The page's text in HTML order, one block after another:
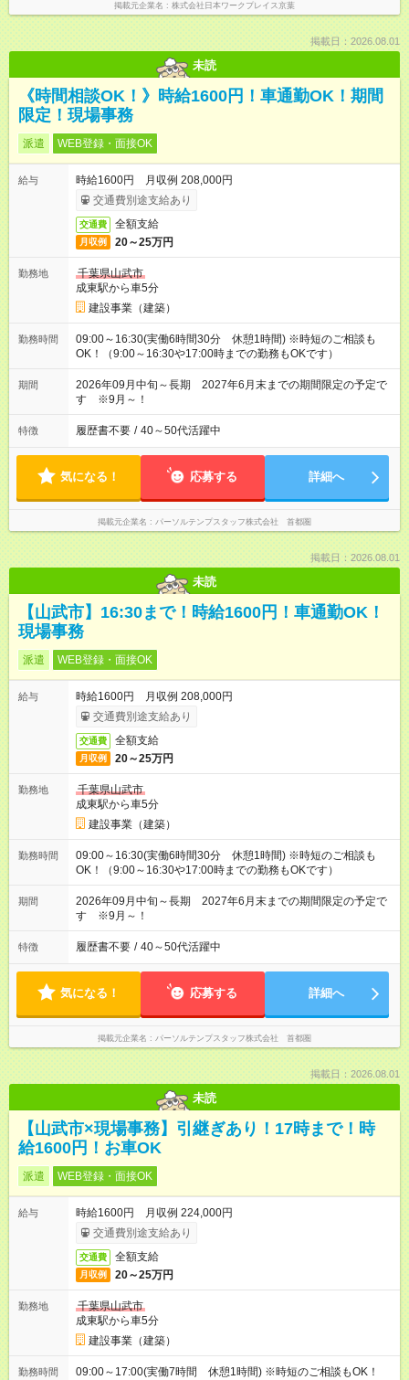
掲載元企業名 株式会社日本ワークプレイス京葉
掲載日：2026.08.01
未読
《時間相談OK！》時給1600円！車通勤OK！期間
限定！現場事務
派遣 WEB登録・面接OK
給与
時給1600円 月収例 208,000円
交通費別途支給あり
交通費 全額支給
月収例 20～25万円
勤務地
千葉県山武市
成東駅から車5分
建設事業（建築）
勤務時間
09:00～16:30(実働6時間30分 休憩1時間) ※時短のご相談も
OK！（9:00～16:30や17:00時までの勤務もOKです）
期間
2026年09月中旬～長期 2027年6月末までの期間限定の予定で
す ※9月～！
特徴 履歴書不要 / 40～50代活躍中
気になる！ 応募する 詳細へ
掲載元企業名 パーソルテンプスタッフ株式会社 首都圏
掲載日：2026.08.01
未読
【山武市】16:30まで！時給1600円！車通勤OK！
現場事務
派遣 WEB登録・面接OK
給与
時給1600円 月収例 208,000円
交通費別途支給あり
交通費 全額支給
月収例 20～25万円
勤務地
千葉県山武市
成東駅から車5分
建設事業（建築）
勤務時間
09:00～16:30(実働6時間30分 休憩1時間) ※時短のご相談も
OK！（9:00～16:30や17:00時までの勤務もOKです）
期間
2026年09月中旬～長期 2027年6月末までの期間限定の予定で
す ※9月～！
特徴 履歴書不要 / 40～50代活躍中
気になる！ 応募する 詳細へ
掲載元企業名 パーソルテンプスタッフ株式会社 首都圏
掲載日：2026.08.01
未読
【山武市×現場事務】引継ぎあり！17時まで！時
給1600円！お車OK
派遣 WEB登録・面接OK
給与
時給1600円 月収例 224,000円
交通費別途支給あり
交通費 全額支給
月収例 20～25万円
勤務地
千葉県山武市
成東駅から車5分
建設事業（建築）
勤務時間 09:00～17:00(実働7時間 休憩1時間) ※時短のご相談もOK！